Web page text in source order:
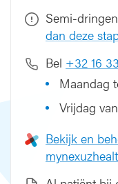
Semi-
dan deze
Bel +32 16
Maandag
Vrijdag
Bekijk en